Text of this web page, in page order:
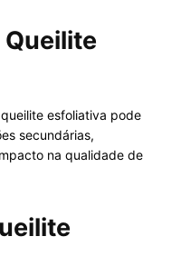
esfoliativa pode
secundárias,
na qualidade de